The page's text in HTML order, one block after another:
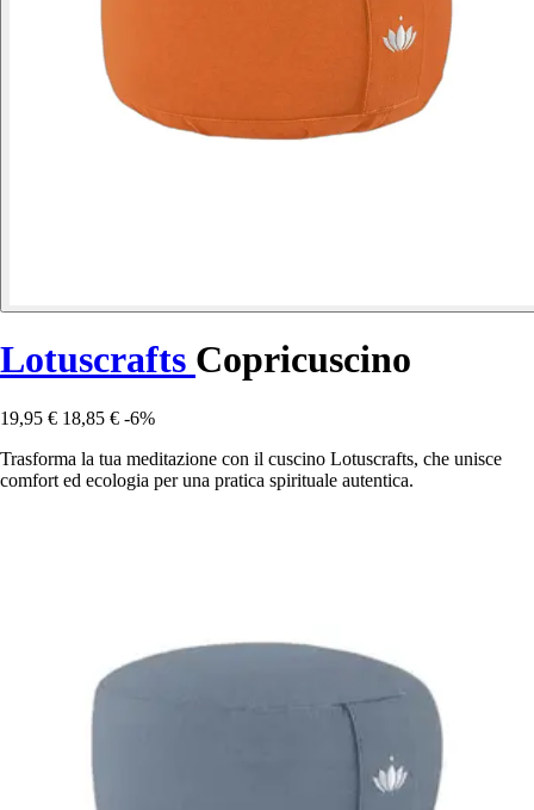
Lotuscrafts Copricuscino
19,95 € 18,85 € -6%
Trasforma la tua meditazione con il cuscino Lotuscrafts, che unisce
comfort ed ecologia per una pratica spirituale autentica.